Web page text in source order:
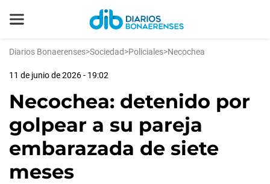
Diarios Bonaerenses>Sociedad>Policiales>Necochea
11 de junio de 2026 - 19:02
Necochea: detenido por
golpear a su pareja
embarazada de siete
meses